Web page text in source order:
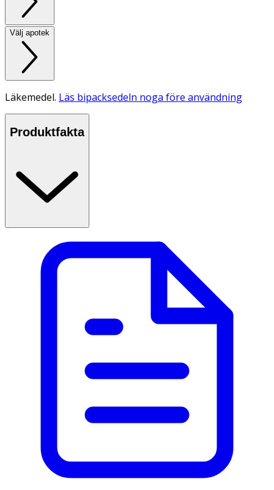
Välj apotek
Läkemedel. Läs bipacksedeln noga före användning
Produktfakta